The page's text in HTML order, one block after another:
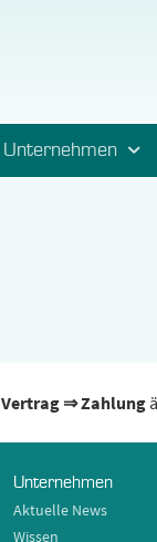
Unternehmen
Vertrag ⇒ Zahlung
Unternehmen
Aktuelle News
Wissen